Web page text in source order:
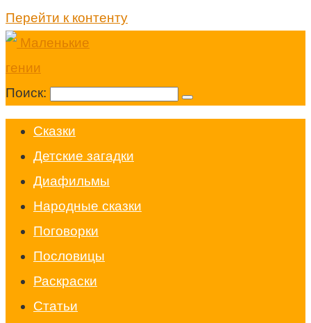
Перейти к контенту
Поиск:
Cказки
Детские загадки
Диафильмы
Народные сказки
Поговорки
Пословицы
Раскраски
Статьи